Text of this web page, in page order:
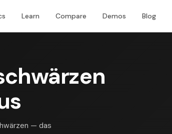
Learn Compare Demos Blog
— das